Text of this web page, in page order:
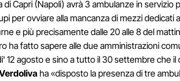
di Capri (Napoli) avrà 3 ambulanze in servizio
per ovviare alla mancanza di mezzi dedicati
e più precisamente dalle 20 alle 8 del
ha fatto sapere alle due amministrazioni
12 agosto e sino a tutto il 30 settembre che
ha «disposto la presenza di tre